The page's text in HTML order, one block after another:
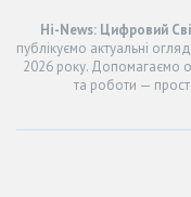
Hi-News: Цифровий
публікуємо актуальні
2026 року. Допомагаємо
та роботи —